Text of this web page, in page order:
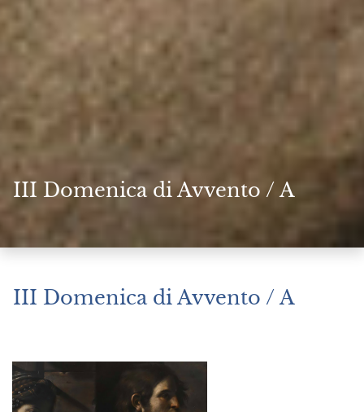
III Domenica di Avvento / A
III Domenica di Avvento / A